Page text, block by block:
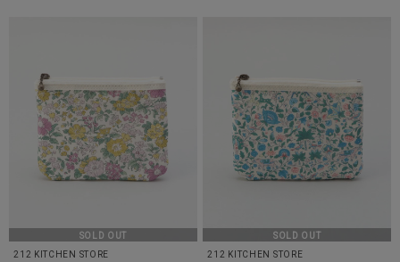
SOLD OUT
212 KITCHEN STORE
SOLD OUT
212 KITCHEN STORE